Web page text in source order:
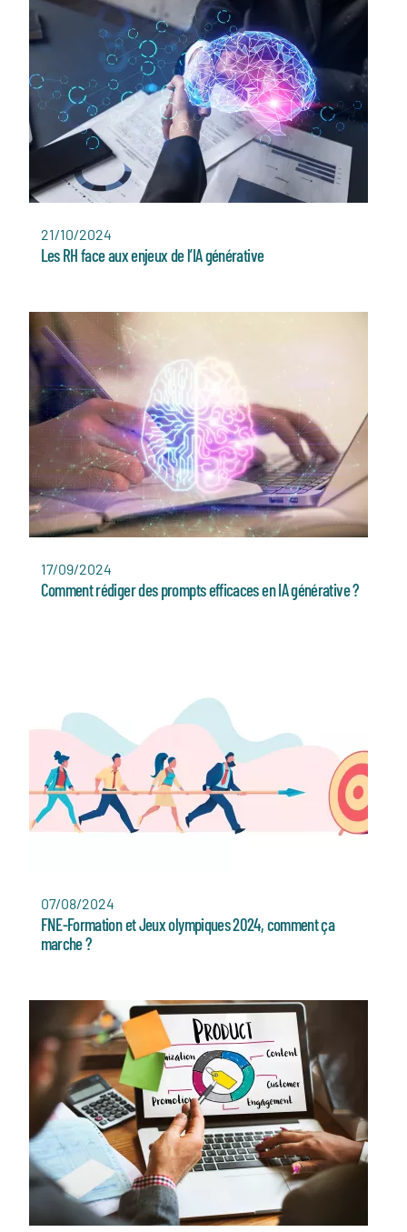
21/10/2024
Les RH face aux enjeux de l’IA générative
17/09/2024
Comment rédiger des prompts efficaces en IA générative ?
07/08/2024
FNE-Formation et Jeux olympiques 2024, comment ça
marche ?